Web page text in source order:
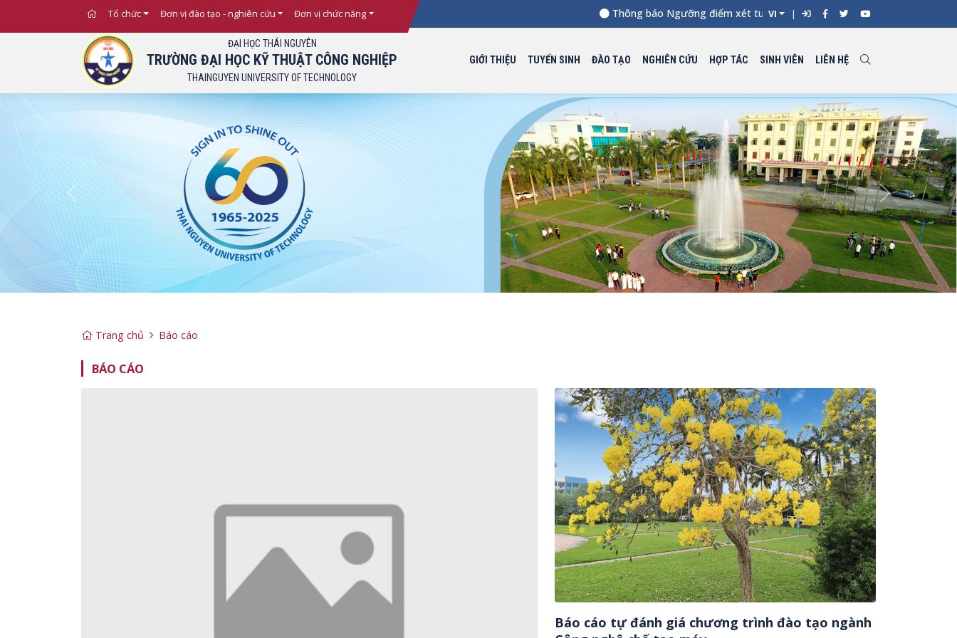
Tổ chức Đơn vị đào tạo - nghiên cứu Đơn vị chức năng Thông báo Ngưỡng điểm xét tuyển đối với từng ngành đào tạo Đại học
VI
ĐẠI HỌC THÁI NGUYÊN
TRƯỜNG ĐẠI HỌC KỸ THUẬT CÔNG NGHIỆP
THAINGUYEN UNIVERSITY OF TECHNOLOGY
GIỚI THIỆU TUYỂN SINH ĐÀO TẠO NGHIÊN CỨU HỢP TÁC SINH VIÊN LIÊN HỆ
Previous Next
Trang chủ Báo cáo
BÁO CÁO
Báo cáo tự đánh giá chương trình đào tạo ngành